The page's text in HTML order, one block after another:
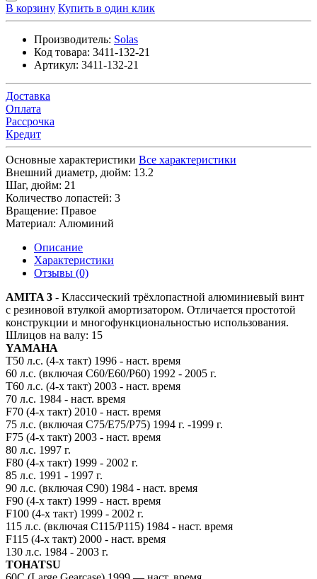
В корзину Купить в один клик
Производитель: Solas
Код товара: 3411-132-21
Артикул: 3411-132-21
Доставка
Оплата
Рассрочка
Кредит
Основные характеристики Все характеристики
Внешний диаметр, дюйм: 13.2
Шаг, дюйм: 21
Количество лопастей: 3
Вращение: Правое
Материал: Алюминий
Описание
Характеристики
Отзывы (0)
AMITA 3 - Классический трёхлопастной алюминиевый винт
с резиновой втулкой амортизатором. Отличается простотой
конструкции и многофункциональностью использования.
Шлицов на валу: 15
YAMAHA
Т50 л.с. (4-х такт) 1996 - наст. время
60 л.с. (включая C60/E60/P60) 1992 - 2005 г.
Т60 л.с. (4-х такт) 2003 - наст. время
70 л.с. 1984 - наст. время
F70 (4-х такт) 2010 - наст. время
75 л.с. (включая C75/E75/P75) 1994 г. -1999 г.
F75 (4-х такт) 2003 - наст. время
80 л.с. 1997 г.
F80 (4-х такт) 1999 - 2002 г.
85 л.с. 1991 - 1997 г.
90 л.с. (включая C90) 1984 - наст. время
F90 (4-х такт) 1999 - наст. время
F100 (4-х такт) 1999 - 2002 г.
115 л.с. (включая C115/P115) 1984 - наст. время
F115 (4-х такт) 2000 - наст. время
130 л.с. 1984 - 2003 г.
TOHATSU